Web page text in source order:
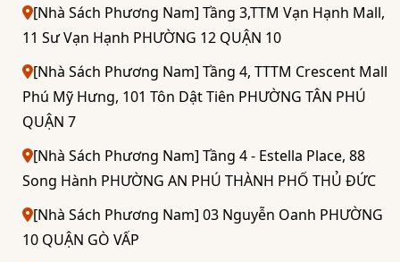
[Nhà Sách Phương Nam] Tầng 3,TTM Vạn Hạnh Mall,
11 Sư Vạn Hạnh PHƯỜNG 12 QUẬN 10
[Nhà Sách Phương Nam] Tầng 4, TTTM Crescent Mall
Phú Mỹ Hưng, 101 Tôn Dật Tiên PHƯỜNG TÂN PHÚ
QUẬN 7
[Nhà Sách Phương Nam] Tầng 4 - Estella Place, 88
Song Hành PHƯỜNG AN PHÚ THÀNH PHỐ THỦ ĐỨC
[Nhà Sách Phương Nam] 03 Nguyễn Oanh PHƯỜNG
10 QUẬN GÒ VẤP